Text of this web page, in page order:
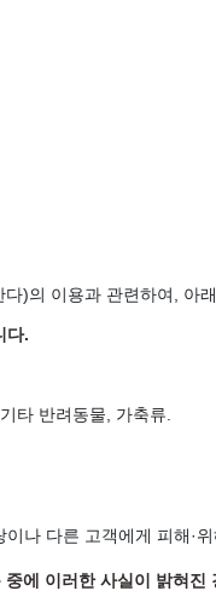
다)의 이용과 관련하여, 아
다.
타 반려동물, 가축류.
나 다른 고객에게 피해·
에 이러한 사실이 밝혀